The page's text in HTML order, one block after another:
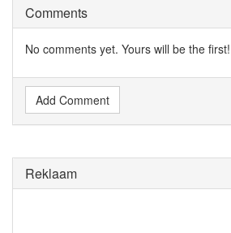
Comments
No comments yet. Yours will be the first!
Add Comment
Reklaam